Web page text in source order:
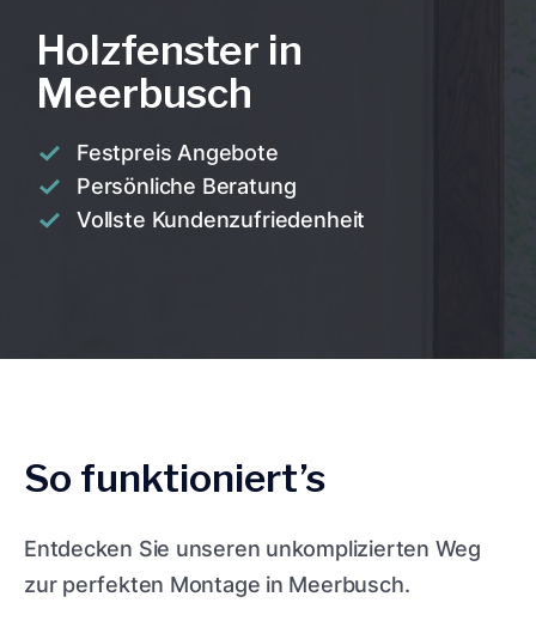
Holzfenster in
Meerbusch
Festpreis Angebote
Persönliche Beratung
Vollste Kundenzufriedenheit
So funktioniert’s
Entdecken Sie unseren unkomplizierten Weg
zur perfekten Montage in Meerbusch.